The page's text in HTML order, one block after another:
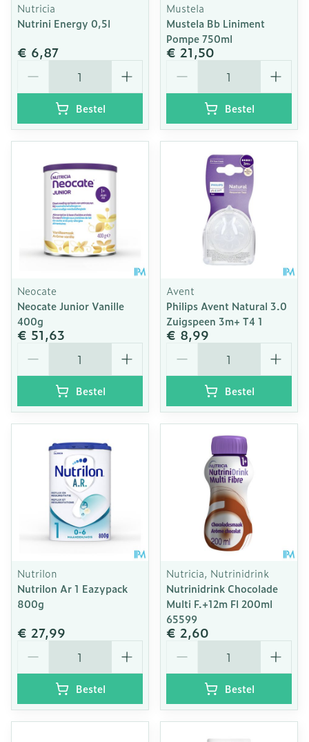
Nutricia
Nutrini Energy 0,5l
€ 6,87
Bestel
Mustela
Mustela Bb Liniment
Pompe 750ml
€ 21,50
Bestel
Neocate
Neocate Junior Vanille
400g
€ 51,63
Bestel
Avent
Philips Avent Natural 3.0
Zuigspeen 3m+ T4 1
€ 8,99
Bestel
Nutrilon
Nutrilon Ar 1 Eazypack
800g
€ 27,99
Bestel
Nutricia, Nutrinidrink
Nutrinidrink Chocolade
Multi F.+12m Fl 200ml
65599
€ 2,60
Bestel